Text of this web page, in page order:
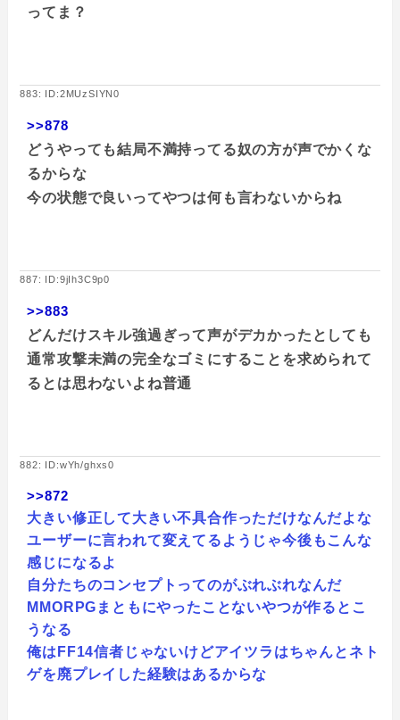
ってま？
883: ID:2MUzSIYN0
>>878
どうやっても結局不満持ってる奴の方が声でかくな
るからな
今の状態で良いってやつは何も言わないからね
887: ID:9jIh3C9p0
>>883
どんだけスキル強過ぎって声がデカかったとしても
通常攻撃未満の完全なゴミにすることを求められて
るとは思わないよね普通
882: ID:wYh/ghxs0
>>872
大きい修正して大きい不具合作っただけなんだよな
ユーザーに言われて変えてるようじゃ今後もこんな
感じになるよ
自分たちのコンセプトってのがぶれぶれなんだ
MMORPGまともにやったことないやつが作るとこ
うなる
俺はFF14信者じゃないけどアイツラはちゃんとネト
ゲを廃プレイした経験はあるからな